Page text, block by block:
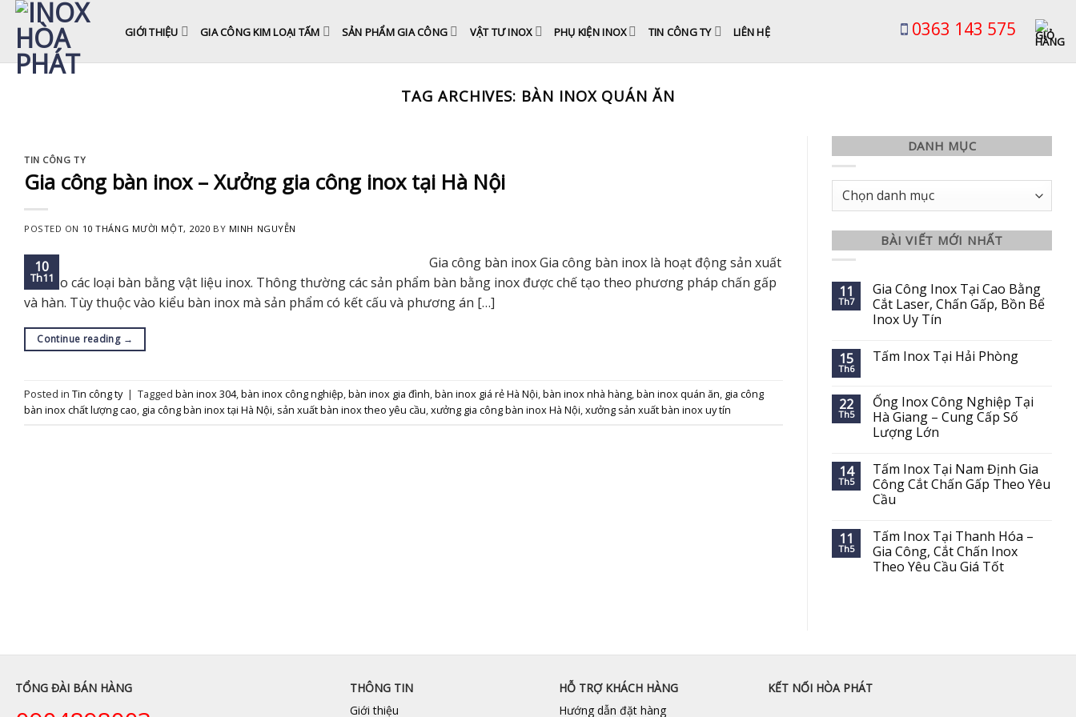
Skip
content
GIỚI THIỆU GIA CÔNG KIM LOẠI TẤM SẢN PHẨM GIA CÔNG VẬT TƯ INOX PHỤ KIỆN INOX TIN CÔNG TY LIÊN HỆ 0363 143 575
TAG ARCHIVES: BÀN INOX QUÁN ĂN
TIN CÔNG TY
Gia công bàn inox – Xưởng gia công inox tại Hà Nội
POSTED ON 10 THÁNG MƯỜI MỘT, 2020 BY MINH NGUYỄN
10
Th11
Gia công bàn inox Gia công bàn inox là hoạt động sản xuất
chế tạo các loại bàn bằng vật liệu inox. Thông thường các sản phẩm bàn bằng inox được chế tạo theo phương pháp chấn gấp
và hàn. Tùy thuộc vào kiểu bàn inox mà sản phẩm có kết cấu và phương án […]
Continue reading →
Posted in Tin công ty | Tagged bàn inox 304,bàn inox công nghiệp,bàn inox gia đình,bàn inox giá rẻ Hà Nội,bàn inox nhà hàng,bàn inox quán ăn, gia công
bàn inox chất lượng cao, gia công bàn inox tại Hà Nội, sản xuất bàn inox theo yêu cầu,xưởng gia công bàn inox Hà Nội,xưởng sản xuất bàn inox uy tín
DANH MỤC
Danh
BÀI VIẾT MỚI NHẤT
11
Th7
Gia Công Inox Tại Cao Bằng
Cắt Laser, Chấn Gấp, Bồn Bể
Inox Uy Tín
15
Th6
Tấm Inox Tại Hải Phòng
22
Th5
Ống Inox Công Nghiệp Tại
Hà Giang – Cung Cấp Số
Lượng Lớn
14
Th5
Tấm Inox Tại Nam Định Gia
Công Cắt Chấn Gấp Theo Yêu
Cầu
11
Th5
Tấm Inox Tại Thanh Hóa –
Gia Công, Cắt Chấn Inox
Theo Yêu Cầu Giá Tốt
TỔNG ĐÀI BÁN HÀNG
THÔNG TIN
Giới thiệu
HỖ TRỢ KHÁCH HÀNG
Hướng dẫn đặt hàng
KẾT NỐI HÒA PHÁT